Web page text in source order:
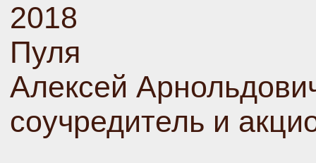
2018
Пуля
Алексей
соучредитель и